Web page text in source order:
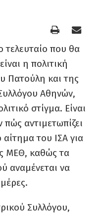
τελευταίο που θα
η πολιτική
Πατούλη και της
Αθηνών,
στίγμα. Είναι
αντιμετωπίζει
του ΙΣΑ για
ΜΕΘ, καθώς τα
αναμένεται να
Συλλόγου,